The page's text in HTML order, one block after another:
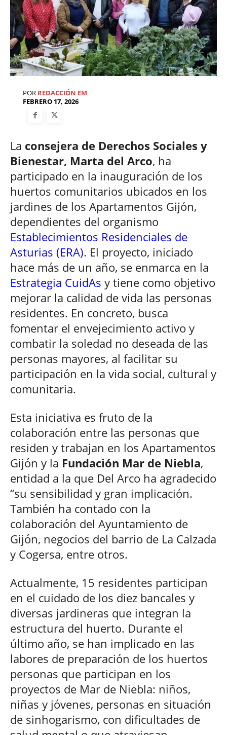
POR REDACCIÓN EM
FEBRERO 17, 2026
La consejera de Derechos Sociales y
Bienestar, Marta del Arco, ha
participado en la inauguración de los
huertos comunitarios ubicados en los
jardines de los Apartamentos Gijón,
dependientes del organismo
Establecimientos Residenciales de
Asturias (ERA). El proyecto, iniciado
hace más de un año, se enmarca en la
Estrategia CuidAs y tiene como objetivo
mejorar la calidad de vida las personas
residentes. En concreto, busca
fomentar el envejecimiento activo y
combatir la soledad no deseada de las
personas mayores, al facilitar su
participación en la vida social, cultural y
comunitaria.
Esta iniciativa es fruto de la
colaboración entre las personas que
residen y trabajan en los Apartamentos
Gijón y la Fundación Mar de Niebla,
entidad a la que Del Arco ha agradecido
“su sensibilidad y gran implicación.
También ha contado con la
colaboración del Ayuntamiento de
Gijón, negocios del barrio de La Calzada
y Cogersa, entre otros.
Actualmente, 15 residentes participan
en el cuidado de los diez bancales y
diversas jardineras que integran la
estructura del huerto. Durante el
último año, se han implicado en las
labores de preparación de los huertos
personas que participan en los
proyectos de Mar de Niebla: niños,
niñas y jóvenes, personas en situación
de sinhogarismo, con dificultades de